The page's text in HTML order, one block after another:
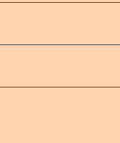
ース